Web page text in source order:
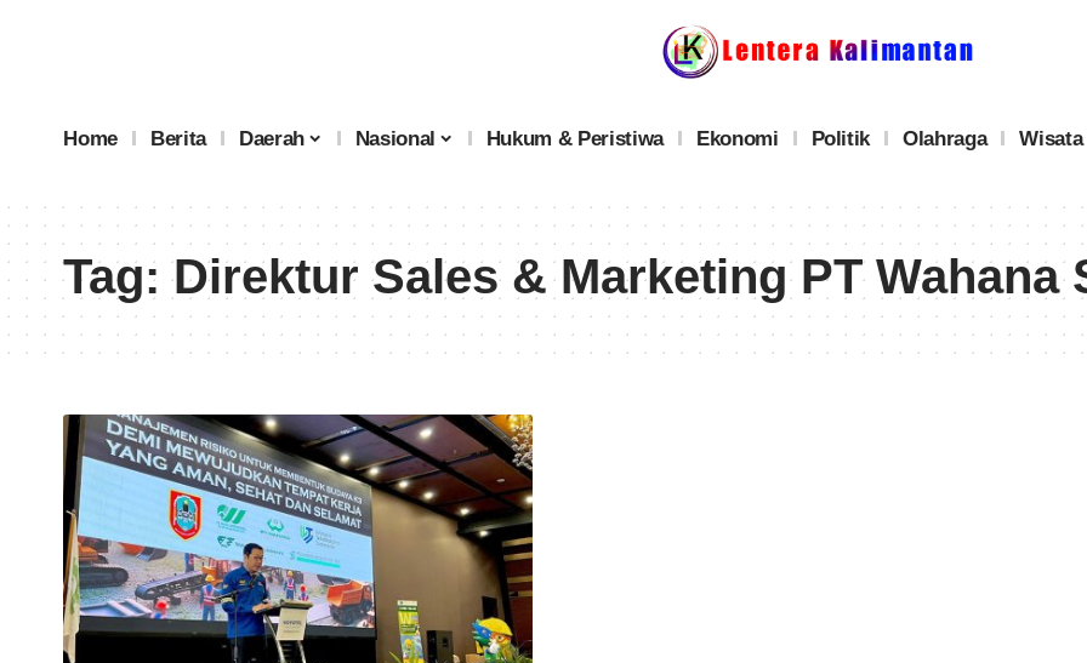
Home Berita Daerah Nasional Hukum & Peristiwa Ekonomi Politik Olahraga Wisata
Tag:Direktur Sales & Marketing PT Wahana